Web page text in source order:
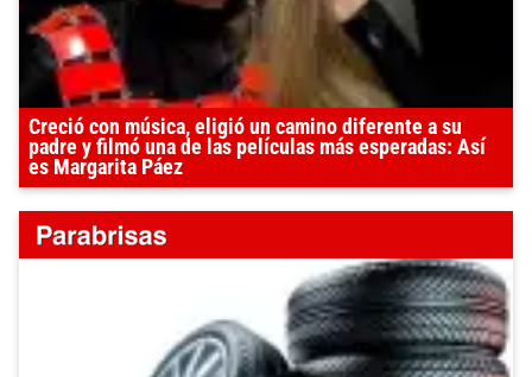
Creció con música, eligió un camino diferente a su
padre y filmó una de las películas más esperadas: Así
es Margarita Páez